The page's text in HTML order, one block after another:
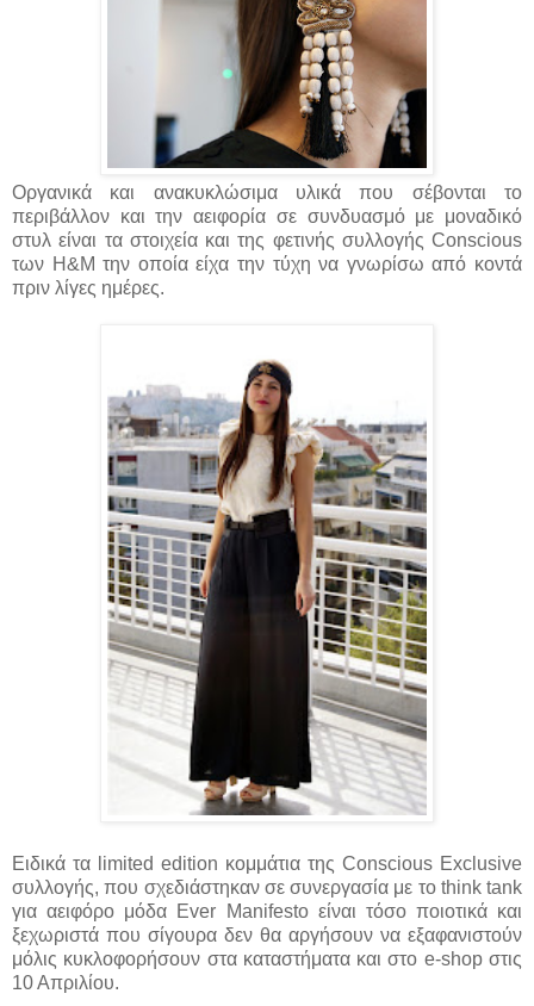
Οργανικά και ανακυκλώσιμα υλικά που σέβονται το
περιβάλλον και την αειφορία σε συνδυασμό με μοναδικό
στυλ είναι τα στοιχεία και της φετινής συλλογής Conscious
των H&M την οποία είχα την τύχη να γνωρίσω από κοντά
πριν λίγες ημέρες.
Ειδικά τα limited edition κομμάτια της Conscious Exclusive
συλλογής, που σχεδιάστηκαν σε συνεργασία με το think tank
για αειφόρο μόδα Ever Manifesto είναι τόσο ποιοτικά και
ξεχωριστά που σίγουρα δεν θα αργήσουν να εξαφανιστούν
μόλις κυκλοφορήσουν στα καταστήματα και στο e-shop στις
10 Απριλίου.